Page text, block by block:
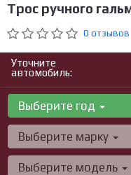
Трос ручного
0 отзывов
Уточните
автомобиль:
Выберите год
Выберите марку
Выберите модель